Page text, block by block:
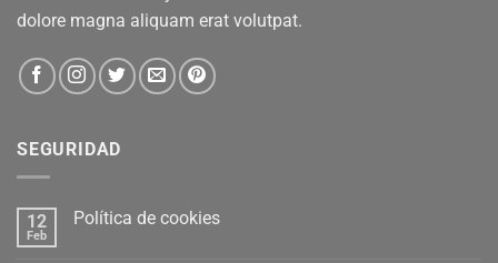
dolore magna aliquam erat volutpat.
SEGURIDAD
12
Feb
Política de cookies